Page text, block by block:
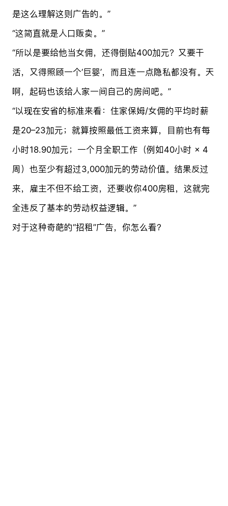
是这么理解这则广告的。”
“这简直就是人口贩卖。”
“所以是要给他当女佣，还得倒贴400加元？又要干
活，又得照顾一个‘巨婴’，而且连一点隐私都没有。天
啊，起码也该给人家一间自己的房间吧。”
“以现在安省的标准来看：住家保姆/女佣的平均时薪
是20–23加元；就算按照最低工资来算，目前也有每
小时18.90加元；一个月全职工作（例如40小时 × 4
周）也至少有超过3,000加元的劳动价值。结果反过
来，雇主不但不给工资，还要收你400房租，这就完
全违反了基本的劳动权益逻辑。”
对于这种奇葩的“招租”广告，你怎么看？